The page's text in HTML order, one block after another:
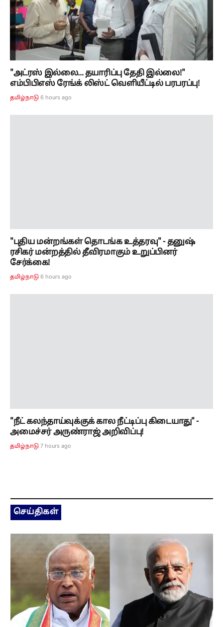
"அட்ரஸ் இல்லை... தயாரிப்பு தேதி இல்லை!"
எம்பிபிஎஸ் ரேங்க் லிஸ்ட் வெளியீட்டில் பரபரப்பு!
தமிழ்நாடு 6 hours ago
"புதிய மன்றங்கள் தொடங்க உத்தரவு" - தனுஷ்
ரசிகர் மன்றத்தில் தீவிரமாகும் உறுப்பினர்
சேர்க்கை!
தமிழ்நாடு 6 hours ago
"நீட் கலந்தாய்வுக்குக் கால நீட்டிப்பு கிடையாது" -
அமைச்சர் அருண்ராஜ் அறிவிப்பு!
தமிழ்நாடு 7 hours ago
செய்திகள்